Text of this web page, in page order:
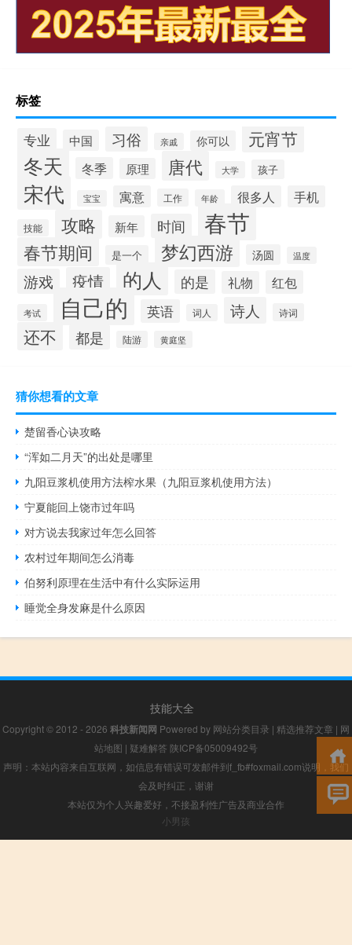
标签
专业 中国 习俗 亲戚 你可以 元宵节
冬天 冬季 原理 唐代 大学 孩子
宋代 宝宝 寓意 工作 年龄 很多人 手机
技能 攻略 新年 时间 春节
春节期间 是一个 梦幻西游 汤圆 温度
游戏 疫情 的人 的是 礼物 红包
考试 自己的 英语 词人 诗人 诗词
还不 都是 陆游 黄庭坚
猜你想看的文章
楚留香心诀攻略
“浑如二月天”的出处是哪里
九阳豆浆机使用方法榨水果（九阳豆浆机使用方法）
宁夏能回上饶市过年吗
对方说去我家过年怎么回答
农村过年期间怎么消毒
伯努利原理在生活中有什么实际运用
睡觉全身发麻是什么原因
技能大全
Copyright © 2012 - 2026 科技新闻网 Powered by 网站分类目录 | 精选推荐文章 | 网
站地图 | 疑难解答 陕ICP备05009492号
声明：本站内容来自互联网，如信息有错误可发邮件到f_fb#foxmail.com说明，我们
会及时纠正，谢谢
本站仅为个人兴趣爱好，不接盈利性广告及商业合作
小男孩